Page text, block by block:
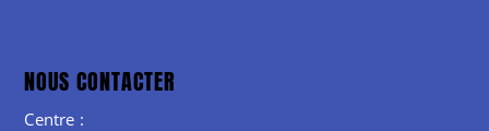
NOUS CONTACTER
Centre :